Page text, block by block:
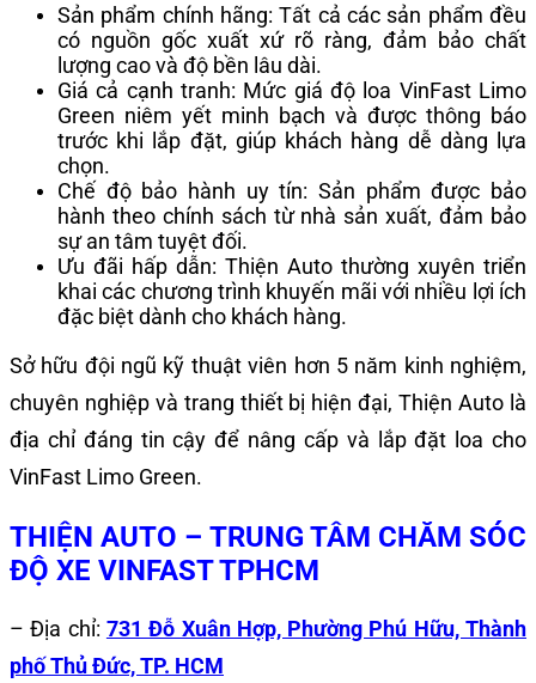
Sản phẩm chính hãng: Tất cả các sản phẩm đều
có nguồn gốc xuất xứ rõ ràng, đảm bảo chất
lượng cao và độ bền lâu dài.
Giá cả cạnh tranh: Mức giá độ loa VinFast Limo
Green niêm yết minh bạch và được thông báo
trước khi lắp đặt, giúp khách hàng dễ dàng lựa
chọn.
Chế độ bảo hành uy tín: Sản phẩm được bảo
hành theo chính sách từ nhà sản xuất, đảm bảo
sự an tâm tuyệt đối.
Ưu đãi hấp dẫn: Thiện Auto thường xuyên triển
khai các chương trình khuyến mãi với nhiều lợi ích
đặc biệt dành cho khách hàng.
Sở hữu đội ngũ kỹ thuật viên hơn 5 năm kinh nghiệm,
chuyên nghiệp và trang thiết bị hiện đại, Thiện Auto là
địa chỉ đáng tin cậy để nâng cấp và lắp đặt loa cho
VinFast Limo Green.
THIỆN AUTO – TRUNG TÂM CHĂM SÓC
ĐỘ XE VINFAST TPHCM
– Địa chỉ: 731 Đỗ Xuân Hợp, Phường Phú Hữu, Thành
phố Thủ Đức, TP. HCM